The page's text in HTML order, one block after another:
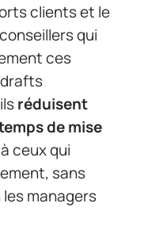
clients et le
qui
ces
réduisent
de mise
ceux qui
sans
managers